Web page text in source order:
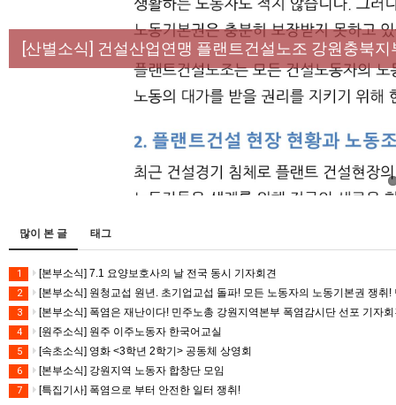
[성명] 막을 수 있었던 죽음, HL만도가 책임져라 : 청
[산별소식] 건설산업연맹 플랜트건설노조 강원충북지
[강릉,속초,원주,춘천] 폭염감시단 사업 이모저모
[조합원☆인터뷰] 서비스연맹 전국학교비정규직노동
[본부소식] 강원지역 노동자 합창단 모임
많이 본 글 태그
1 [본부소식] 7.1 요양보호사의 날 전국 동시 기자회견
2 [본부소식] 원청교섭 원년. 초기업교섭 돌파! 모든 노동자의 노동기본권 쟁취
3 [본부소식] 폭염은 재난이다! 민주노총 강원지역본부 폭염감시단 선포 기자
4 [원주소식] 원주 이주노동자 한국어교실
5 [속초소식] 영화 <3학년 2학기> 공동체 상영회
6 [본부소식] 강원지역 노동자 합창단 모임
7 [특집기사] 폭염으로 부터 안전한 일터 쟁취!